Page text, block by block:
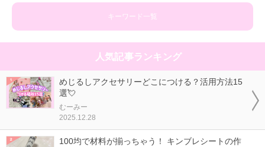
キーワード一覧
人気記事ランキング
めじるしアクセサリーどこにつける？活用方法15
選💘
むーみー
2025.12.28
100均で材料が揃っちゃう！ キンブレシートの作